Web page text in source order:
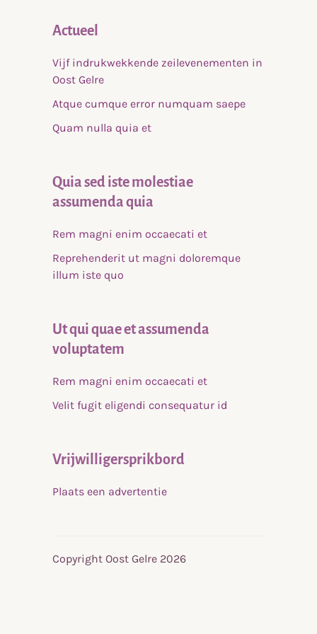
Actueel
Vijf indrukwekkende zeilevenementen in
Oost Gelre
Atque cumque error numquam saepe
Quam nulla quia et
Quia sed iste molestiae
assumenda quia
Rem magni enim occaecati et
Reprehenderit ut magni doloremque
illum iste quo
Ut qui quae et assumenda
voluptatem
Rem magni enim occaecati et
Velit fugit eligendi consequatur id
Vrijwilligersprikbord
Plaats een advertentie
Copyright Oost Gelre 2026